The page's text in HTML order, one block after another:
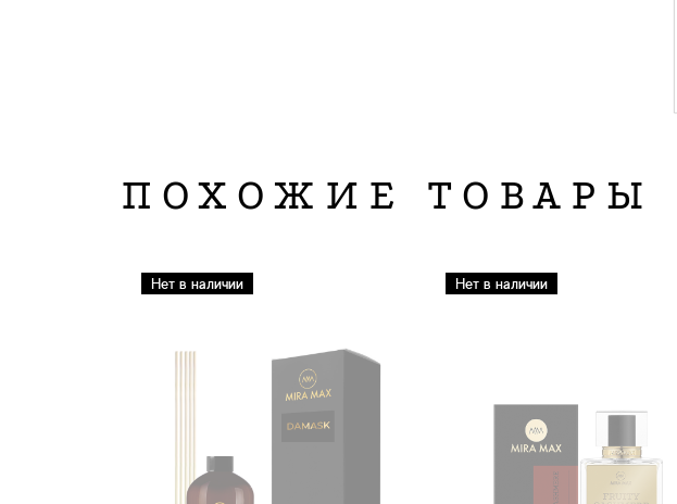
ПОХОЖИЕ ТОВАРЫ
Нет в наличии Нет в наличии